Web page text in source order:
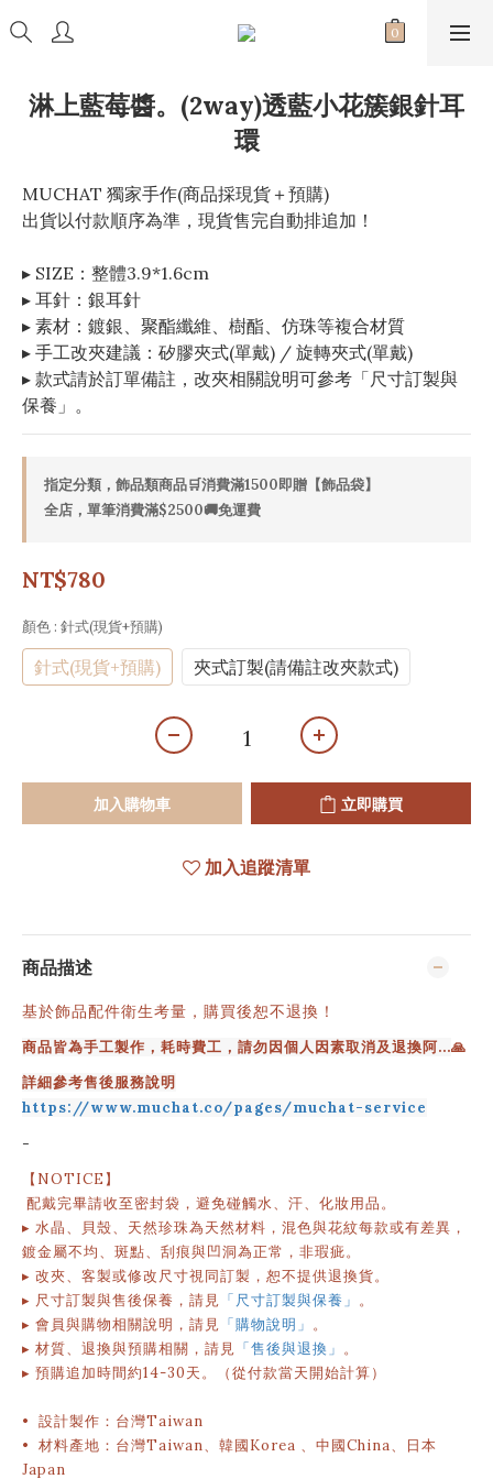
淋上藍莓醬。(2way)透藍小花簇銀針耳
環
MUCHAT 獨家手作(商品採現貨＋預購)
出貨以付款順序為準，現貨售完自動排追加！
▸ SIZE：整體3.9*1.6cm
▸ 耳針：銀耳針
▸ 素材：鍍銀、聚酯纖維、樹酯、仿珠等複合材質
▸ 手工改夾建議：矽膠夾式(單戴) / 旋轉夾式(單戴)
▸ 款式請於訂單備註，改夾相關說明可參考「尺寸訂製與
保養」。
指定分類，飾品類商品🛒消費滿1500即贈【飾品袋】
全店，單筆消費滿$2500🚚免運費
NT$780
顏色 : 針式(現貨+預購)
針式(現貨+預購) 夾式訂製(請備註改夾款式)
加入購物車 立即購買
加入追蹤清單
商品描述
基於飾品配件衛生考量，購買後恕不退換！
商品皆為手工製作，耗時費工，請勿因個人因素取消及退換阿...🙏
詳細參考售後服務說明
https://www.muchat.co/pages/muchat-service
-
【NOTICE】
配戴完畢請收至密封袋，避免碰觸水、汗、化妝用品。
▸ 水晶、貝殼、天然珍珠為天然材料，混色與花紋每款或有差異，
鍍金屬不均、斑點、刮痕與凹洞為正常，非瑕疵。
▸ 改夾、客製或修改尺寸視同訂製，恕不提供退換貨。
▸ 尺寸訂製與售後保養，請見 「尺寸訂製與保養」 。
▸ 會員與購物相關說明 ，請見 「購物說明」 。
▸ 材質、退換與預購相關，請見 「售後與退換」 。
▸ 預購追加時間約14-30天。（從付款當天開始計算）
• 設計製作：台灣Taiwan
• 材料產地：台灣Taiwan、韓國Korea 、中國China、日本
Japan